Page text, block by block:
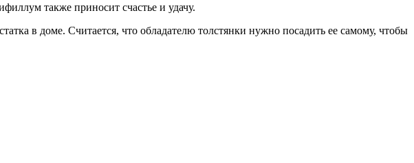
также приносит счастье и удачу.
в доме. Считается, что обладателю толстянки нужно посадить ее самому, чтобы